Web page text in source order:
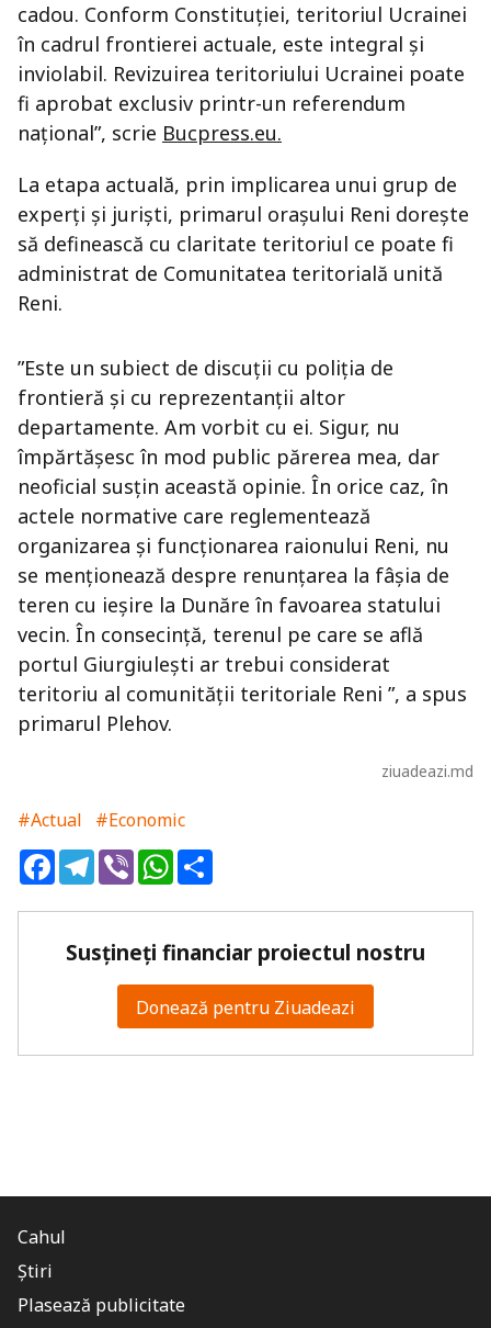
cadou. Conform Constituţiei, teritoriul Ucrainei
în cadrul frontierei actuale, este integral şi
inviolabil. Revizuirea teritoriului Ucrainei poate
fi aprobat exclusiv printr-un referendum
naţional”, scrie Bucpress.eu.
La etapa actuală, prin implicarea unui grup de
experţi şi jurişti, primarul oraşului Reni doreşte
să definească cu claritate teritoriul ce poate fi
administrat de Comunitatea teritorială unită
Reni.
”Este un subiect de discuţii cu poliţia de
frontieră şi cu reprezentanţii altor
departamente. Am vorbit cu ei. Sigur, nu
împărtăşesc în mod public părerea mea, dar
neoficial susţin această opinie. În orice caz, în
actele normative care reglementează
organizarea şi funcţionarea raionului Reni, nu
se menţionează despre renunţarea la fâşia de
teren cu ieşire la Dunăre în favoarea statului
vecin. În consecinţă, terenul pe care se află
portul Giurgiuleşti ar trebui considerat
teritoriu al comunităţii teritoriale Reni ”, a spus
primarul Plehov.
ziuadeazi.md
#Actual
#Economic
FacebookTelegram
ViberWhatsApp
Susțineți financiar proiectul nostru
Donează pentru Ziuadeazi
Cahul
Știri
Plasează publicitate